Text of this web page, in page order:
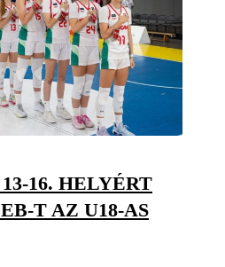
16. HELYÉRT
T AZ U18-AS